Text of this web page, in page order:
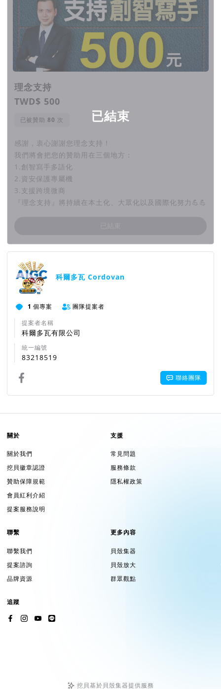
AI領域台灣之光《AIGC創智寫手》！目
前只要10元銅板價
特别感谢！
Yahoo 新闻、LINE TODAY、PChome新闻
台、新头条、LTV、享新闻、薯藤等12家新闻
媒体！于小型记者会时试用创智写手 一致认
同符合理念与技术结合后联合报道！
標題AI背後的苦行僧 『創智寫手』源於台灣
特别感谢！
网红MAX测试创智写手，于MAX金融生活频
道强力推荐！
標題 什麼是 AIGC？生成式 AI？ChatGPT 又
是什麼？革命性的科技進化浪潮
標題接近零成本的行銷術！
▍注意事項
風險與承諾
《ＡＩＧＣ｜創智寫手》由於集資計畫仍有些許變數(如工程延
宕、產品開發未完工、上游乘載量出現異動..等)，無法完全排除
科爾多瓦 Cordovan
1 個專案
團隊提案者
提案者名稱
科爾多瓦有限公司
統一編號
83218519
聯絡團隊
已結束
理念支持
TWD$ 500
已被贊助 次
感謝，衷心謝謝您理念支持！
我們將會把您的贊助用在三個地方：
1.創智寫手多語化
2.資安保護專屬機
3.支援跨境微商
『理念支持』將持續在本土化、大眾化以及國際化努力💪💪
關於
關於我們
挖貝徽章認證
贊助保障規範
會員紅利介紹
提案服務說明
支援
常見問題
服務條款
隱私權政策
聯繫
聯繫我們
提案諮詢
品牌資源
更多內容
貝殼集器
貝殼放大
群眾觀點
追蹤
挖貝基於貝殼集器提供服務